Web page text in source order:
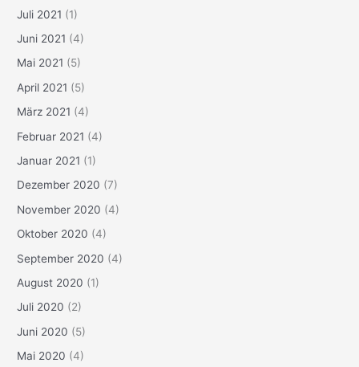
Juli 2021 (1)
Juni 2021 (4)
Mai 2021 (5)
April 2021 (5)
März 2021 (4)
Februar 2021 (4)
Januar 2021 (1)
Dezember 2020 (7)
November 2020 (4)
Oktober 2020 (4)
September 2020 (4)
August 2020 (1)
Juli 2020 (2)
Juni 2020 (5)
Mai 2020 (4)